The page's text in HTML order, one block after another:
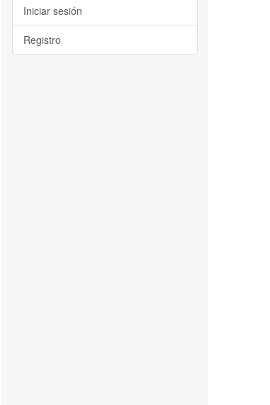
Iniciar sesión
Registro